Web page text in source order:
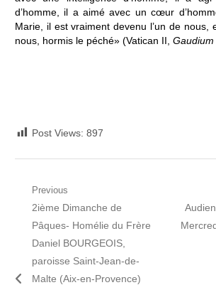
d’homme, il a aimé avec un cœur
Marie, il est vraiment devenu l’un de nous,
nous, hormis le péché» (Vatican II,
Post Views: 897
Navigation
l’article
Previous
Previous
post:
2ième Dimanche de
Pâques- Homélie du Frère
Daniel BOURGEOIS,
paroisse Saint-Jean-de-
Malte (Aix-en-Provence)
Next
post: